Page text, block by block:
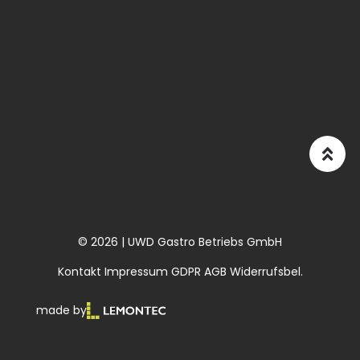
© 2026 | UWD Gastro Betriebs GmbH
Kontakt Impressum GDPR AGB Widerrufsbel.
made by